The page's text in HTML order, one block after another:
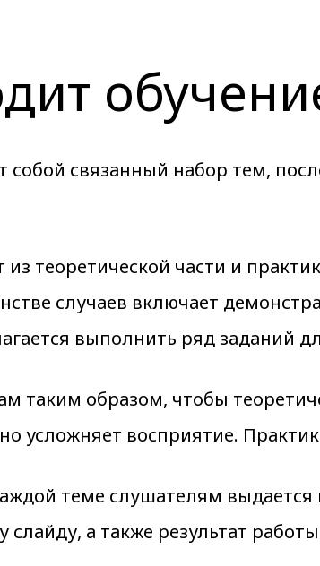
собой связанный набор тем,
теоретической части и
случаев включает
выполнить ряд заданий
таким образом, чтобы
усложняет восприятие.
теме слушателям
а также результат